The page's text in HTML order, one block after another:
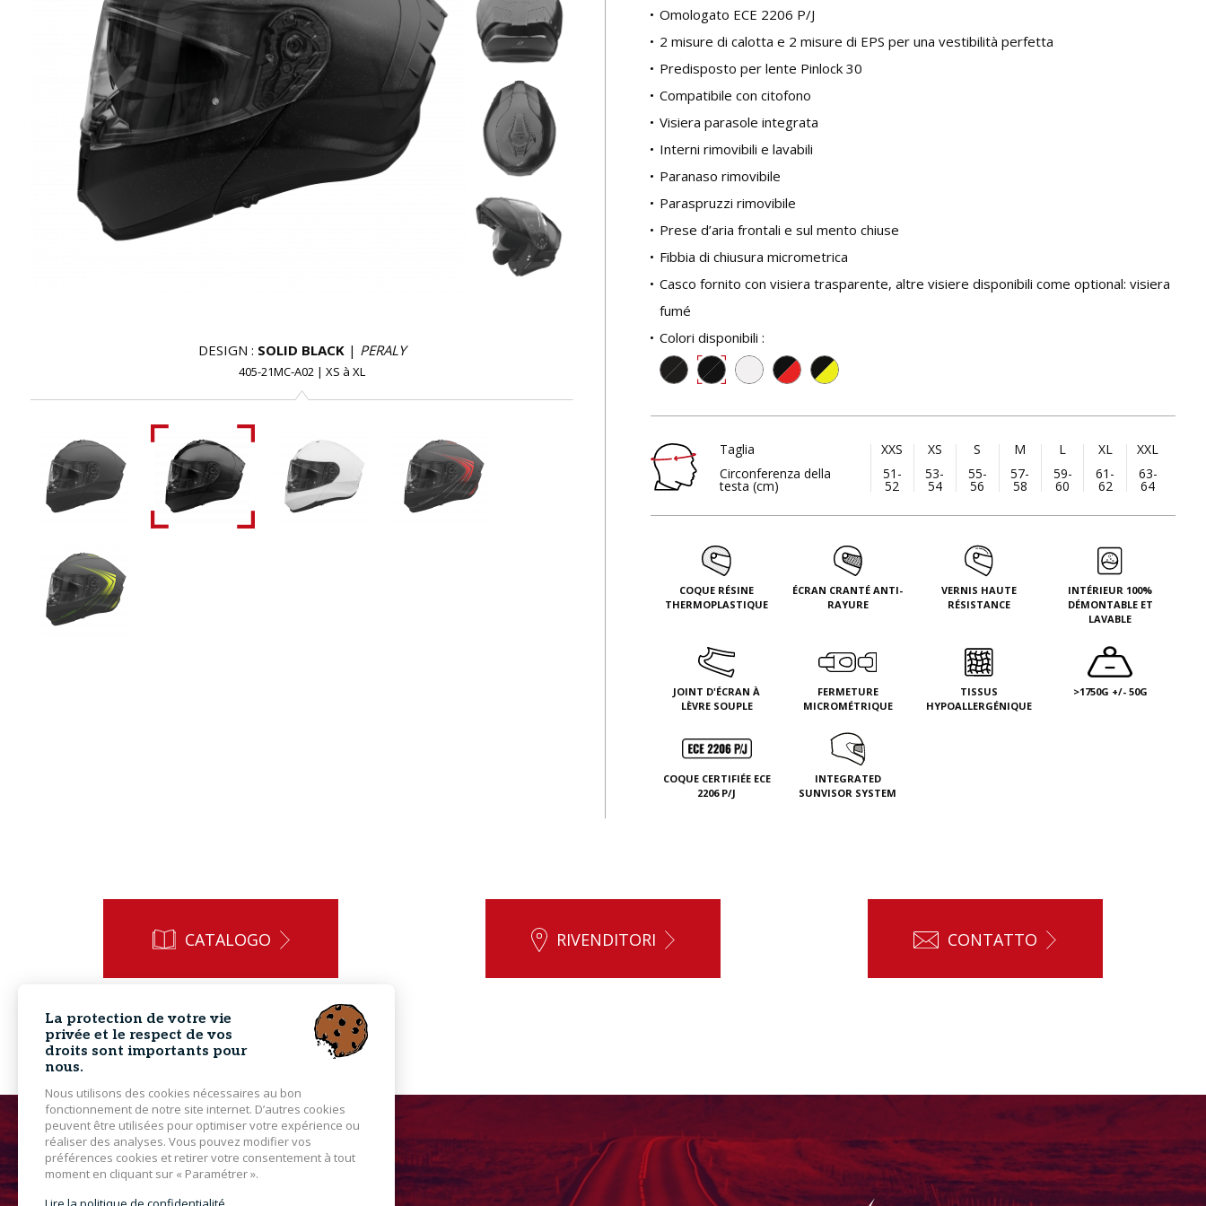
DESIGN : SOLID BLACK| PERALY
405-21MC-A02| XS à XL
Omologato ECE 2206 P/J
2 misure di calotta e 2 misure di EPS per una vestibilità perfetta
Predisposto per lente Pinlock 30
Compatibile con citofono
Visiera parasole integrata
Interni rimovibili e lavabili
Paranaso rimovibile
Paraspruzzi rimovibile
Prese d’aria frontali e sul mento chiuse
Fibbia di chiusura micrometrica
Casco fornito con visiera trasparente, altre visiere disponibili come optional: visiera
fumé
Colori disponibili :
Taglia
Circonferenza della
testa (cm)
XXS
51-
52
XS
53-
54
S
55-
56
M
57-
58
L
59-
60
XL
61-
62
XXL
63-
64
COQUE RÉSINE
THERMOPLASTIQUE
ÉCRAN CRANTÉ ANTI-
RAYURE
VERNIS HAUTE
RÉSISTANCE
INTÉRIEUR 100%
DÉMONTABLE ET
LAVABLE
JOINT D'ÉCRAN À
LÈVRE SOUPLE
FERMETURE
MICROMÉTRIQUE
TISSUS
HYPOALLERGÉNIQUE
>1750G +/- 50G
COQUE CERTIFIÉE ECE
2206 P/J
INTEGRATED
SUNVISOR SYSTEM
CATALOGO RIVENDITORI CONTATTO
La protection de votre vie
privée et le respect de vos
droits sont importants pour
nous.
Nous utilisons des cookies nécessaires au bon
fonctionnement de notre site internet. D’autres cookies
peuvent être utilisées pour optimiser votre expérience ou
réaliser des analyses. Vous pouvez modifier vos
préférences cookies et retirer votre consentement à tout
moment en cliquant sur « Paramétrer ».